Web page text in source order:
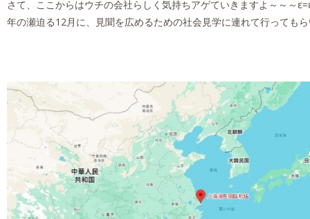
さて、ここからはウチの会社らしく気持ちアゲていきますよ～～～
年の瀬迫る12月に、見聞を広めるための社会見学に連れて行っても